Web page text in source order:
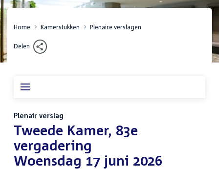
Home Kamerstukken Plenaire verslagen
Delen
Plenair verslag
Tweede Kamer, 83e
vergadering
Woensdag 17 juni 2026